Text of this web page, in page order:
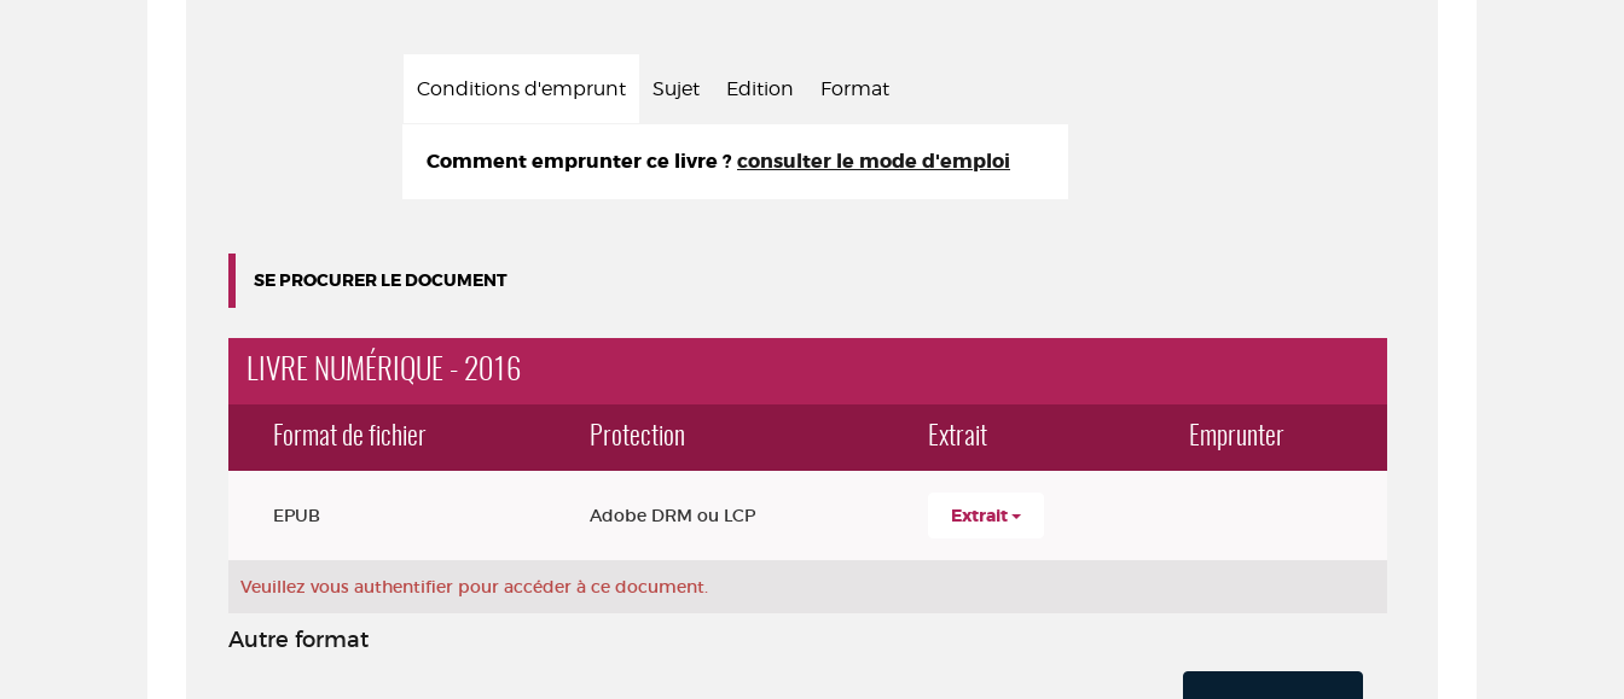
Conditions d'emprunt Sujet Edition Format
Comment emprunter ce livre ? consulter le mode d'emploi
SE PROCURER LE DOCUMENT
LIVRE NUMÉRIQUE - 2016
Format de fichier Protection Extrait Emprunter
EPUB Adobe DRM ou LCP Extrait
Veuillez vous authentifier pour accéder à ce document.
Autre format